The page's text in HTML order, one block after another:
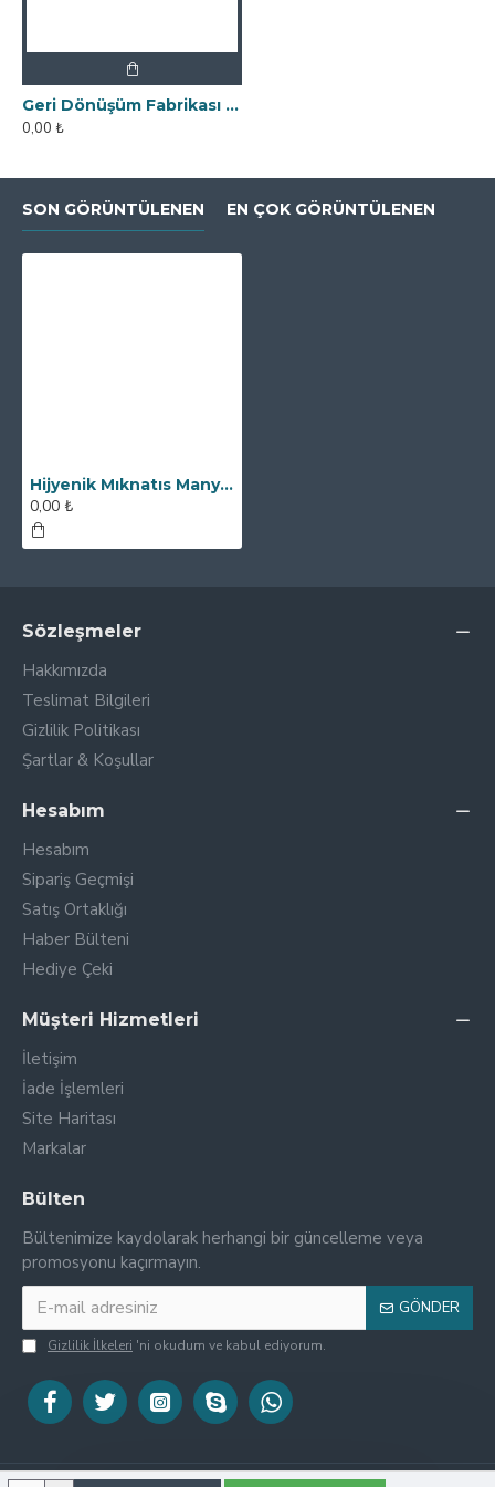
Geri Dönüşüm Fabrikası İçin Kolay Temizlenebilir Neodyum Elek Mıknatıs
0,00 ₺
SON GÖRÜNTÜLENEN EN ÇOK GÖRÜNTÜLENEN
Hijyenik Mıknatıs Manyetik Filtre - 2 1/2″ - DN65
0,00 ₺
Sözleşmeler
Hakkımızda
Teslimat Bilgileri
Gizlilik Politikası
Şartlar & Koşullar
Hesabım
Hesabım
Sipariş Geçmişi
Satış Ortaklığı
Haber Bülteni
Hediye Çeki
Müşteri Hizmetleri
İletişim
İade İşlemleri
Site Haritası
Markalar
Bülten
Bültenimize kaydolarak herhangi bir güncelleme veya
promosyonu kaçırmayın.
GÖNDER
Gizlilik İlkeleri 'ni okudum ve kabul ediyorum.